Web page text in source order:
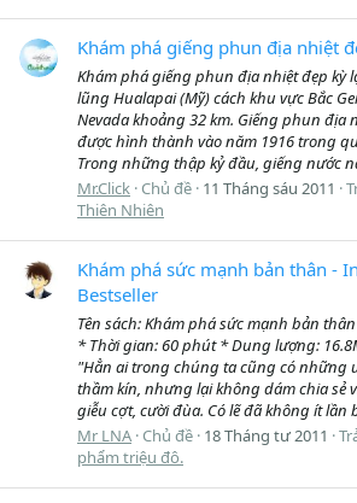
Khám phá giếng phun địa nhiệt
Khám phá giếng phun địa nhiệt đẹp kỳ
lũng Hualapai (Mỹ) cách khu vực Bắc
Nevada khoảng 32 km. Giếng phun địa
được hình thành vào năm 1916 trong
Trong những thập kỷ đầu, giếng nước
Mr.Click Chủ đề 11 Tháng sáu 2011
Thiên Nhiên
Khám phá sức mạnh bản thân -
Bestseller
Tên sách: Khám phá sức mạnh bản
* Thời gian: 60 phút * Dung lượng:
"Hẳn ai trong chúng ta cũng có những
thầm kín, nhưng lại không dám chia sẻ
giễu cợt, cười đùa. Có lẽ đã không ít lần
Mr LNA Chủ đề 18 Tháng tư 2011
phẩm triệu đô.